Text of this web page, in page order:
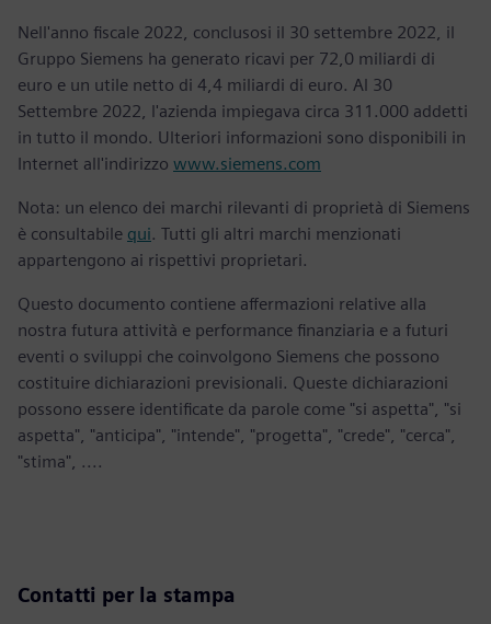
Nell'anno fiscale 2022, conclusosi il 30 settembre 2022, il
Gruppo Siemens ha generato ricavi per 72,0 miliardi di
euro e un utile netto di 4,4 miliardi di euro. Al 30
Settembre 2022, l'azienda impiegava circa 311.000 addetti
in tutto il mondo. Ulteriori informazioni sono disponibili in
Internet all'indirizzo www.siemens.com
Nota: un elenco dei marchi rilevanti di proprietà di Siemens
è consultabile qui. Tutti gli altri marchi menzionati
appartengono ai rispettivi proprietari.
Questo documento contiene affermazioni relative alla
nostra futura attività e performance finanziaria e a futuri
eventi o sviluppi che coinvolgono Siemens che possono
costituire dichiarazioni previsionali. Queste dichiarazioni
possono essere identificate da parole come "si aspetta", "si
aspetta", "anticipa", "intende", "progetta", "crede", "cerca",
"stima", ....
Contatti per la stampa